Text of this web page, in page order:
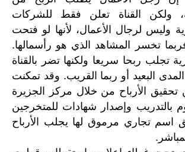
ولكن القناة تعلن فقط للشركات
وليس لرجال الأعمال، لأنها لو فتحت
تخسر المشاهد الذي هو رأسمالها.
تجلب ربحا سريعا ولكنها تضر بالقناة
البعيد أو ربما القريب. وقد تمكنت
تحقيق الأرباح من خلال مركز الجزيرة
بالتدريب وإصدار شهادات للمتخرجين
تجاري مرموق لها يجلب الأرباح